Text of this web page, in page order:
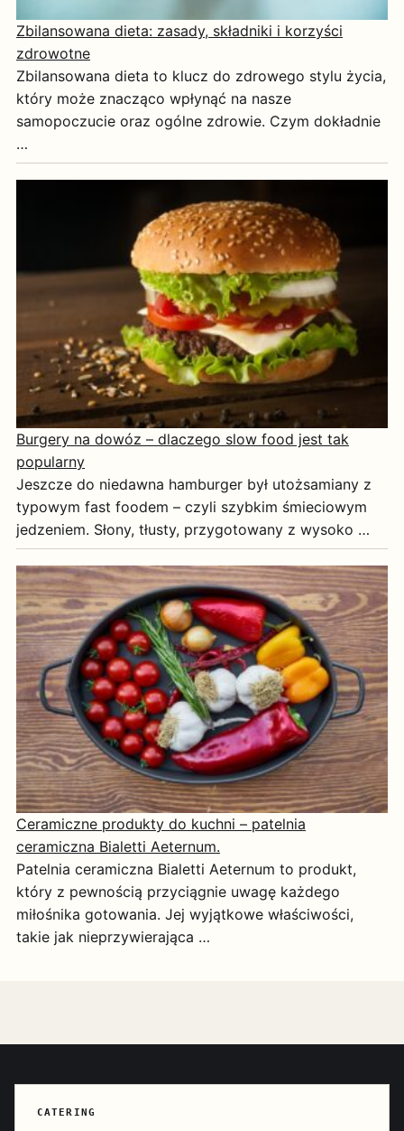
Zbilansowana dieta: zasady, składniki i korzyści
zdrowotne
Zbilansowana dieta to klucz do zdrowego stylu życia,
który może znacząco wpłynąć na nasze
samopoczucie oraz ogólne zdrowie. Czym dokładnie
…
Burgery na dowóz – dlaczego slow food jest tak
popularny
Jeszcze do niedawna hamburger był utożsamiany z
typowym fast foodem – czyli szybkim śmieciowym
jedzeniem. Słony, tłusty, przygotowany z wysoko …
Ceramiczne produkty do kuchni – patelnia
ceramiczna Bialetti Aeternum.
Patelnia ceramiczna Bialetti Aeternum to produkt,
który z pewnością przyciągnie uwagę każdego
miłośnika gotowania. Jej wyjątkowe właściwości,
takie jak nieprzywierająca …
CATERING